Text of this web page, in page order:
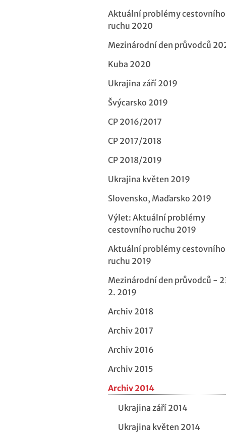
Aktuální problémy cestovního
ruchu 2020
Mezinárodní den průvodců
Kuba 2020
Ukrajina září 2019
Švýcarsko 2019
CP 2016/2017
CP 2017/2018
CP 2018/2019
Ukrajina květen 2019
Slovensko, Maďarsko 2019
Výlet: Aktuální problémy
cestovního ruchu 2019
Aktuální problémy cestovního
ruchu 2019
Mezinárodní den průvodců -
2. 2019
Archiv 2018
Archiv 2017
Archiv 2016
Archiv 2015
Archiv 2014
Ukrajina září 2014
Ukrajina květen 2014